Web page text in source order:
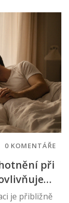
0 KOMENTÁŘE
při
je přibližně